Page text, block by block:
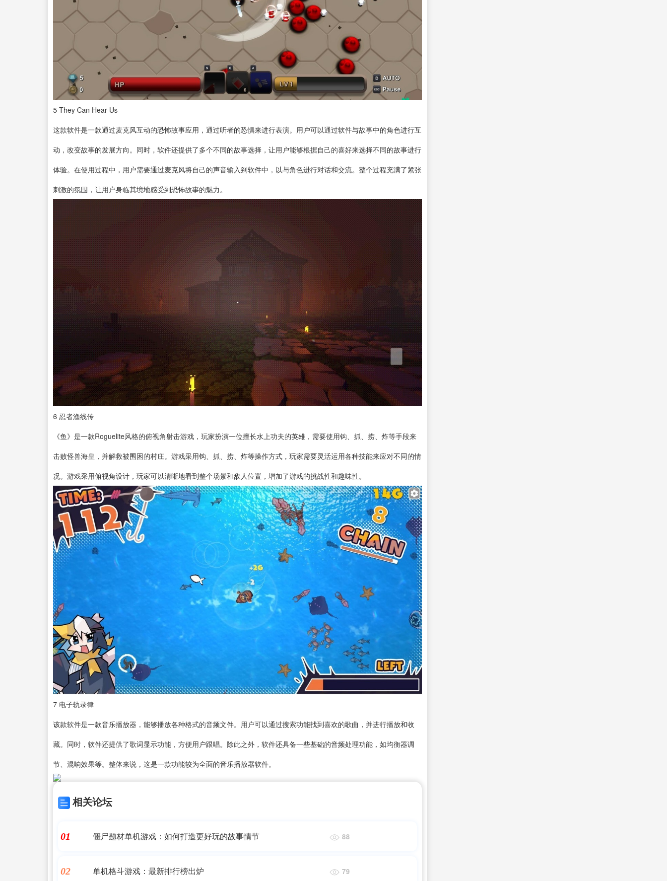
5 They Can Hear Us
这款软件是一款通过麦克风互动的恐怖故事应用，通过听者的恐惧来进行表演。用户可以通过软件与故事中的角色进行互
动，改变故事的发展方向。同时，软件还提供了多个不同的故事选择，让用户能够根据自己的喜好来选择不同的故事进行
体验。在使用过程中，用户需要通过麦克风将自己的声音输入到软件中，以与角色进行对话和交流。整个过程充满了紧张
刺激的氛围，让用户身临其境地感受到恐怖故事的魅力。
6 忍者渔线传
《鱼》是一款Roguelite风格的俯视角射击游戏，玩家扮演一位擅长水上功夫的英雄，需要使用钩、抓、捞、炸等手段来
击败怪兽海皇，并解救被围困的村庄。游戏采用钩、抓、捞、炸等操作方式，玩家需要灵活运用各种技能来应对不同的情
况。游戏采用俯视角设计，玩家可以清晰地看到整个场景和敌人位置，增加了游戏的挑战性和趣味性。
7 电子轨录律
该款软件是一款音乐播放器 ，能够播放各种格式的音频文件。用户可以通过搜索功能找到喜欢的歌曲，并进行播放和收
藏。同时，软件还提供了歌词显示功能，方便用户跟唱。除此之外，软件还具备一些基础的音频处理功能，如均衡器调
节、混响效果等。整体来说，这是一款功能较为全面的音乐播放器软件。
相关论坛
01 僵尸题材单机游戏：如何打造更好玩的故事情节 88
02 单机格斗游戏：最新排行榜出炉 79